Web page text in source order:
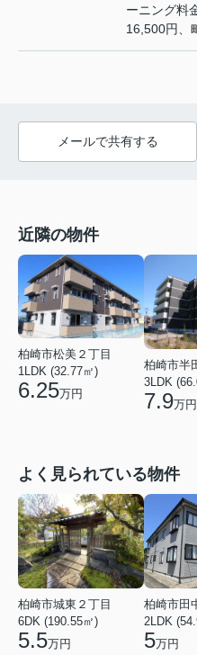
ーニング料
16,500円、
メールで共有する
近隣の物件
柏崎市松美２丁目
1LDK (32.77㎡)
6.25万円
柏崎市半
3LDK
7.9万円
よく見られている物件
柏崎市城東２丁目
6DK (190.55㎡)
5.5万円
柏崎市田
2LDK
5万円